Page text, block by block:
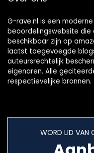
G-rave.nl is een
beoordelingswebsite
beschikbaar zijn op
laatst toegevoegde
auteursrechtelijk
eigenaren. Alle
respectievelijke bronnen.
WORD LID VAN